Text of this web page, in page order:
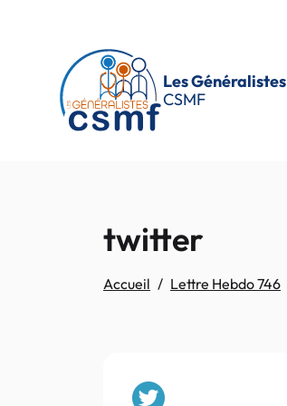
Les Généralistes
CSMF
twitter
Accueil Lettre Hebdo 746